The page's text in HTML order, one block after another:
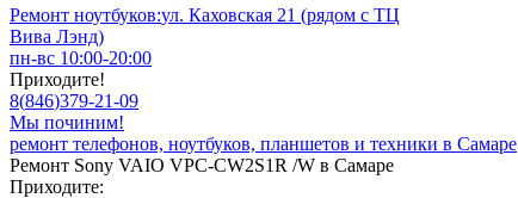
Ремонт ноутбуков:ул. Каховская 21 (рядом с ТЦ
Вива Лэнд)
пн-вс 10:00-20:00
Приходите!
8(846)379-21-09
Мы починим!
ремонт телефонов, ноутбуков, планшетов и техники в Самаре
Ремонт Sony VAIO VPC-CW2S1R /W в Самаре
Приходите: